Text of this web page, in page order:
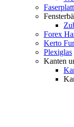
Forex
Kerto
Plexiglas
Kanten